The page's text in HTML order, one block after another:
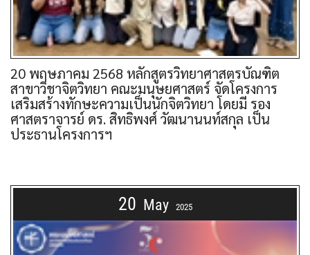
20 พฤษภาคม 2568 หลักสูตรวิทยาศาสตรบัณฑิต
สาขาวิชาจิตวิทยา คณะมนุษยศาสตร์ จัดโครงการ
เสริมสร้างทักษะความเป็นนักจิตวิทยา โดยมี รอง
ศาสตราจารย์ ดร. สิทธิพงศ์ วัฒนานนท์สกุล เป็น
ประธานโครงการฯ
20 May 2025